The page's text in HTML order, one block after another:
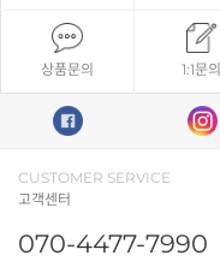
상품문의 1:1문의
CUSTOMER SERVICE
고객센터
070-4477-7990